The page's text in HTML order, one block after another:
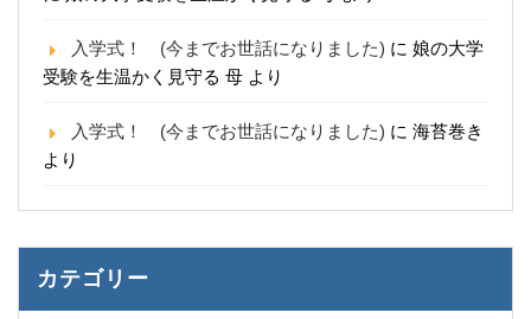
入学式！ (今までお世話になりました) に 娘の大学
受験を生温かく見守る 母 より
入学式！ (今までお世話になりました) に 海苔巻き
より
カテゴリー